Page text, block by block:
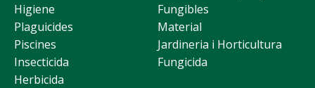
Higiene
Fungibles
Plaguicides
Material
Piscines
Jardineria i Horticultura
Insecticida
Fungicida
Herbicida